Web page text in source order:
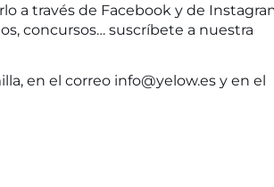
a través de Facebook y de
concursos… suscríbete a nuestra
en el correo info@yelow.es y en el